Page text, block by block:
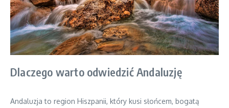
Dlaczego warto odwiedzić Andaluzję
Andaluzja to region Hiszpanii, który kusi słońcem, bogatą